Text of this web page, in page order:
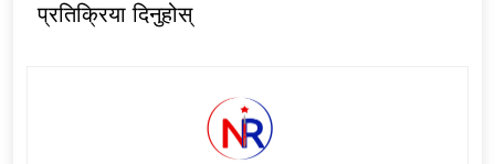
प्रतिक्रिया दिनुहोस्